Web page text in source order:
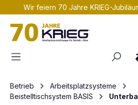
Zum Hauptinhalt springen
Wir feiern 70 Jahre KRIEG-
Betrieb
Arbeitsplatzsysteme
Beistelltischsystem BASIS